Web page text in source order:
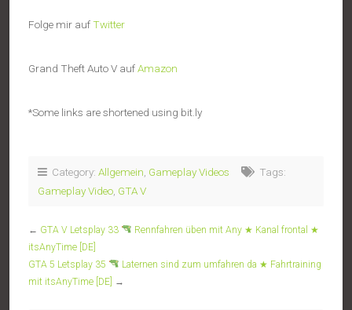
Folge mir aufTwitter
Grand Theft Auto V aufAmazon
*Some links are shortened using bit.ly
Category: Allgemein Gameplay Videos
Tags:
Gameplay Video GTA V
← GTA V Letsplay 33
Rennfahren üben mit Any ★ Kanal frontal ★
itsAnyTime [DE]
GTA 5 Letsplay 35
Laternen sind zum umfahren da ★ Fahrtraining
mit itsAnyTime [DE] →